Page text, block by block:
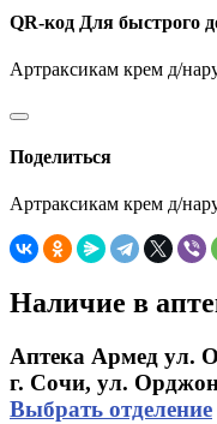
QR-код Для быстрого
Артраксикам крем д/
Поделиться
Артраксикам крем д/
Наличие в
Аптека Армед ул.
г. Сочи, ул.
Выбрать отделение